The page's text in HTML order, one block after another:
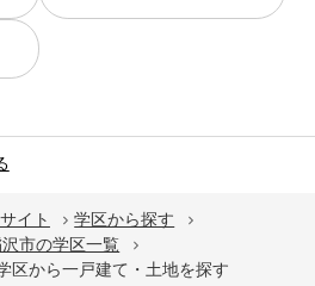
イト
学区から探す
市の学区一覧
区から一戸建て・土地を探す